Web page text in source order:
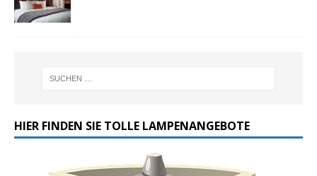
HIER FINDEN SIE TOLLE LAMPENANGEBOTE